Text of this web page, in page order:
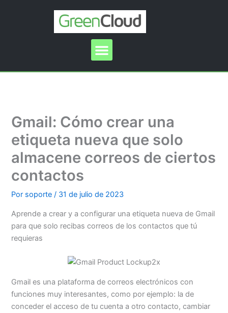
Menu
Gmail: Cómo crear una
etiqueta nueva que solo
almacene correos de ciertos
contactos
Por soporte/ 31 de julio de 2023
Aprende a crear y a configurar una etiqueta nueva de Gmail
para que solo recibas correos de los contactos que tú
requieras
Gmail es una plataforma de correos electrónicos con
funciones muy interesantes, como por ejemplo: la de
conceder el acceso de tu cuenta a otro contacto, cambiar